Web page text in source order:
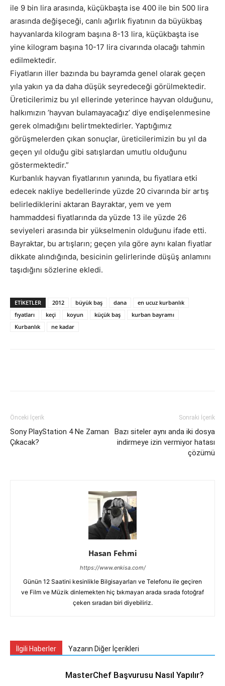
ile 9 bin lira arasında, küçükbaşta ise 400 ile bin 500 lira
arasında değişeceği, canlı ağırlık fiyatının da büyükbaş
hayvanlarda kilogram başına 8-13 lira, küçükbaşta ise
yine kilogram başına 10-17 lira civarında olacağı tahmin
edilmektedir.
Fiyatların iller bazında bu bayramda genel olarak geçen
yıla yakın ya da daha düşük seyredeceği görülmektedir.
Üreticilerimiz bu yıl ellerinde yeterince hayvan olduğunu,
halkımızın ’hayvan bulamayacağız’ diye endişelenmesine
gerek olmadığını belirtmektedirler. Yaptığımız
görüşmelerden çıkan sonuçlar, üreticilerimizin bu yıl da
geçen yıl olduğu gibi satışlardan umutlu olduğunu
göstermektedir.”
Kurbanlık hayvan fiyatlarının yanında, bu fiyatlara etki
edecek nakliye bedellerinde yüzde 20 civarında bir artış
belirlediklerini aktaran Bayraktar, yem ve yem
hammaddesi fiyatlarında da yüzde 13 ile yüzde 26
seviyeleri arasında bir yükselmenin olduğunu ifade etti.
Bayraktar, bu artışların; geçen yıla göre aynı kalan fiyatlar
dikkate alındığında, besicinin gelirlerinde düşüş anlamını
taşıdığını sözlerine ekledi.
ETIKETLER 2012 büyük baş dana
en ucuz kurbanlık
fıyatları
keçi koyun küçük baş
kurban bayramı
Kurbanlık
ne kadar
Önceki İçerik
Sony PlayStation 4 Ne Zaman
Çıkacak?
Sonraki İçerik
Bazı siteler aynı anda iki dosya
indirmeye izin vermiyor hatası
çözümü
Hasan Fehmi
https://www.enkisa.com/
Günün 12 Saatini kesinlikle Bilgisayarları ve Telefonu ile geçiren
ve Film ve Müzik dinlemekten hiç bıkmayan arada sırada fotoğraf
çeken sıradan biri diyebiliriz.
İlgili Haberler Yazarın Diğer İçerikleri
MasterChef Başvurusu Nasıl Yapılır?